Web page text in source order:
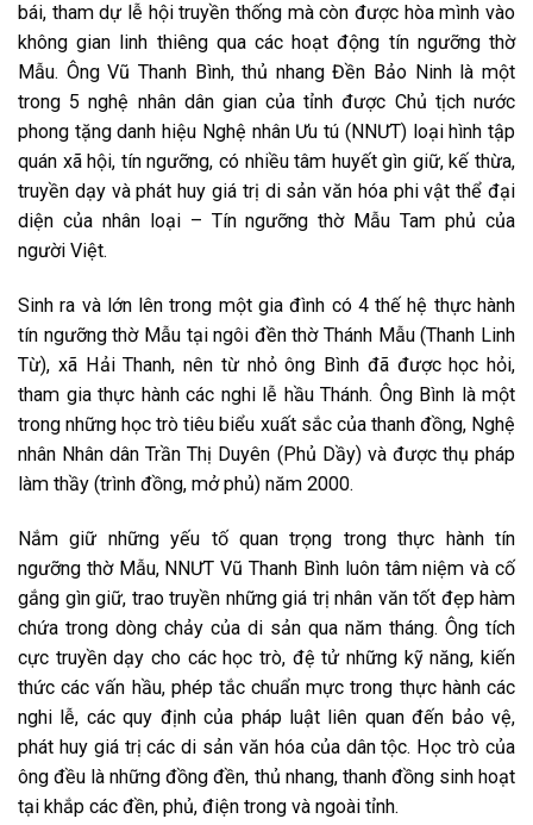
bái, tham dự lễ hội truyền thống mà còn được hòa mình vào
không gian linh thiêng qua các hoạt động tín ngưỡng thờ
Mẫu. Ông Vũ Thanh Bình, thủ nhang Đền Bảo Ninh là một
trong 5 nghệ nhân dân gian của tỉnh được Chủ tịch nước
phong tặng danh hiệu Nghệ nhân Ưu tú (NNƯT) loại hình tập
quán xã hội, tín ngưỡng, có nhiều tâm huyết gìn giữ, kế thừa,
truyền dạy và phát huy giá trị di sản văn hóa phi vật thể đại
diện của nhân loại – Tín ngưỡng thờ Mẫu Tam phủ của
người Việt.
Sinh ra và lớn lên trong một gia đình có 4 thế hệ thực hành
tín ngưỡng thờ Mẫu tại ngôi đền thờ Thánh Mẫu (Thanh Linh
Từ), xã Hải Thanh, nên từ nhỏ ông Bình đã được học hỏi,
tham gia thực hành các nghi lễ hầu Thánh. Ông Bình là một
trong những học trò tiêu biểu xuất sắc của thanh đồng, Nghệ
nhân Nhân dân Trần Thị Duyên (Phủ Dầy) và được thụ pháp
làm thầy (trình đồng, mở phủ) năm 2000.
Nắm giữ những yếu tố quan trọng trong thực hành tín
ngưỡng thờ Mẫu, NNƯT Vũ Thanh Bình luôn tâm niệm và cố
gắng gìn giữ, trao truyền những giá trị nhân văn tốt đẹp hàm
chứa trong dòng chảy của di sản qua năm tháng. Ông tích
cực truyền dạy cho các học trò, đệ tử những kỹ năng, kiến
thức các vấn hầu, phép tắc chuẩn mực trong thực hành các
nghi lễ, các quy định của pháp luật liên quan đến bảo vệ,
phát huy giá trị các di sản văn hóa của dân tộc. Học trò của
ông đều là những đồng đền, thủ nhang, thanh đồng sinh hoạt
tại khắp các đền, phủ, điện trong và ngoài tỉnh.